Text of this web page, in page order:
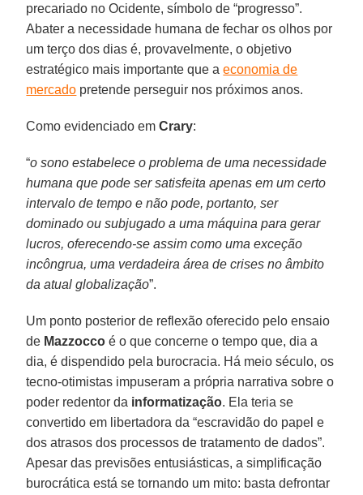
precariado no Ocidente, símbolo de “progresso”.
Abater a necessidade humana de fechar os olhos por
um terço dos dias é, provavelmente, o objetivo
estratégico mais importante que aeconomia de
mercado pretende perseguir nos próximos anos.
Como evidenciado emCrary:
“o sono estabelece o problema de uma necessidade
humana que pode ser satisfeita apenas em um certo
intervalo de tempo e não pode, portanto, ser
dominado ou subjugado a uma máquina para gerar
lucros, oferecendo-se assim como uma exceção
incôngrua, uma verdadeira área de crises no âmbito
da atual globalização”.
Um ponto posterior de reflexão oferecido pelo ensaio
de Mazzocco é o que concerne o tempo que, dia a
dia, é dispendido pela burocracia. Há meio século, os
tecno-otimistas impuseram a própria narrativa sobre o
poder redentor da informatização. Ela teria se
convertido em libertadora da “escravidão do papel e
dos atrasos dos processos de tratamento de dados”.
Apesar das previsões entusiásticas, a simplificação
burocrática está se tornando um mito: basta defrontar